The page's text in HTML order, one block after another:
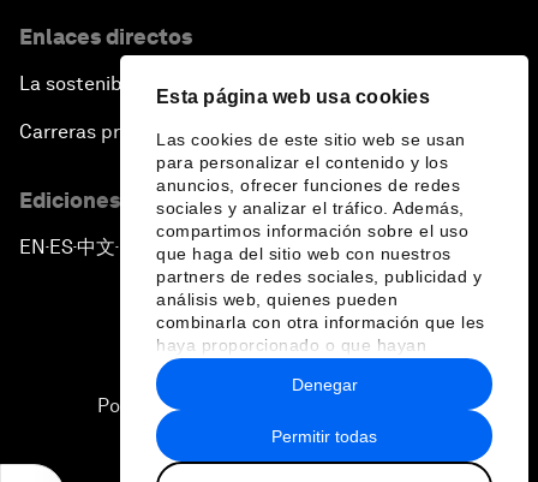
Esta página web usa cookies
Las cookies de este sitio web se usan
para personalizar el contenido y los
anuncios, ofrecer funciones de redes
sociales y analizar el tráfico. Además,
compartimos información sobre el uso
que haga del sitio web con nuestros
partners de redes sociales, publicidad y
análisis web, quienes pueden
combinarla con otra información que les
haya proporcionado o que hayan
recopilado a partir del uso que haya
hecho de sus servicios.
Permitir todas
Denegar
Enlaces directos
La sostenibilidad en el Foro
Carreras profesionales
Ediciones en otros idiomas
EN ▪ ES▪中文▪ 日本語
Política de privacidad y normas de uso